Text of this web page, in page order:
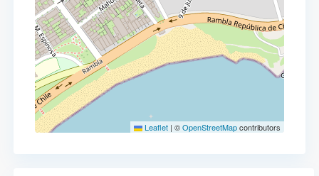
Leaflet | ©OpenStreetMapcontributors